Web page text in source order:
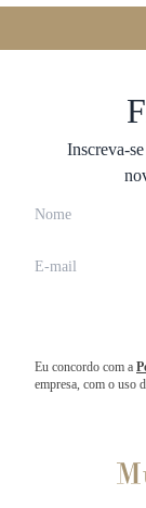
Inscreva-
Eu concordo com a
empresa, com o uso